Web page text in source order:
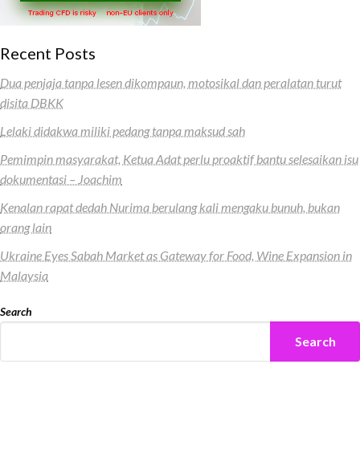
Recent Posts
Dua penjaja tanpa lesen dikompaun, motosikal dan peralatan turut
disita DBKK
Lelaki didakwa miliki pedang tanpa maksud sah
Pemimpin masyarakat, Ketua Adat perlu proaktif bantu selesaikan isu
dokumentasi – Joachim
Kenalan rapat dedah Nurima berulang kali mengaku bunuh, bukan
orang lain
Ukraine Eyes Sabah Market as Gateway for Food, Wine Expansion in
Malaysia
Search
Search